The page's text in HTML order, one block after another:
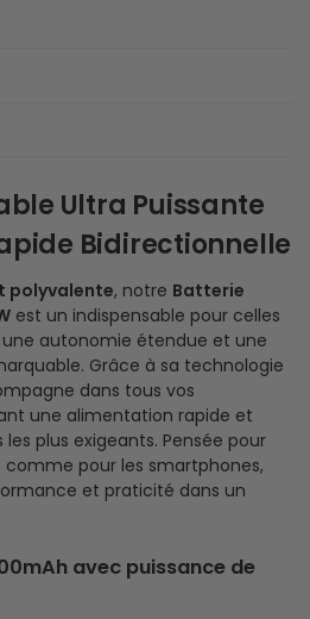
Ultra Puissante
Bidirectionnelle
polyvalente, notre Batterie
est un indispensable pour celles
autonomie étendue et une
Grâce à sa technologie
dans tous vos
une alimentation rapide et
plus exigeants. Pensée pour
pour les smartphones,
et praticité dans un
avec puissance de